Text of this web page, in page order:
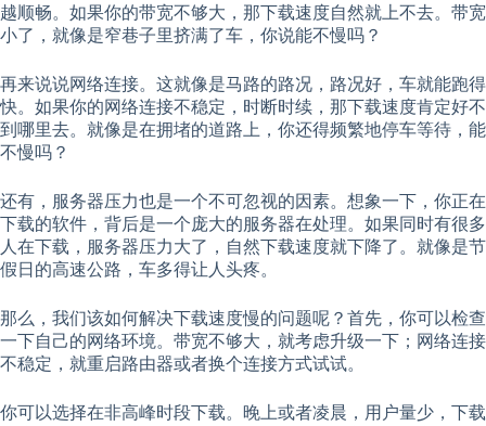
越顺畅。如果你的带宽不够大，那下载速度自然就上不去。带宽
小了，就像是窄巷子里挤满了车，你说能不慢吗？
再来说说网络连接。这就像是马路的路况，路况好，车就能跑得
快。如果你的网络连接不稳定，时断时续，那下载速度肯定好不
到哪里去。就像是在拥堵的道路上，你还得频繁地停车等待，能
不慢吗？
还有，服务器压力也是一个不可忽视的因素。想象一下，你正在
下载的软件，背后是一个庞大的服务器在处理。如果同时有很多
人在下载，服务器压力大了，自然下载速度就下降了。就像是节
假日的高速公路，车多得让人头疼。
那么，我们该如何解决下载速度慢的问题呢？首先，你可以检查
一下自己的网络环境。带宽不够大，就考虑升级一下；网络连接
不稳定，就重启路由器或者换个连接方式试试。
你可以选择在非高峰时段下载。晚上或者凌晨，用户量少，下载